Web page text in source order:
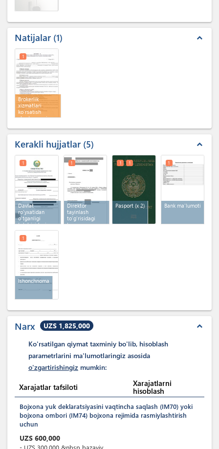
Natijalar 1 expand_less
Brokerlik
xizmatlari
ko'rsatish
shartnomasi
1
Kerakli hujjatlar 5 expand_less
Davlat
ro'yxatidan
o'tganligi
to'g'risidagi
guvohnoma
1
Direktor
tayinlash
to'g'risidagi
buyruq
1
Pasport (x 2)
1 1
Bank ma'lumoti
1
Ishonchnoma
1
Narx UZS 1,825,000 expand_less
Ko'rsatilgan qiymat taxminiy bo'lib, hisoblash
parametrlarini ma'lumotlaringiz asosida
o'zgartirishingiz mumkin:
Xarajatlar tafsiloti
Xarajatlarni
hisoblash
Bojxona yuk deklaratsiyasini vaqtincha saqlash (IM70) yoki
bojxona ombori (IM74) bojxona rejimida rasmiylashtirish
uchun
UZS 600,000
- UZS 300,000 &nbsp bazaviy